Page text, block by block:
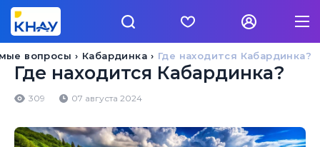
Где находится Кабардинка?
Кабардинка
вопросы
Где находится Кабардинка?
309 07 августа 2024